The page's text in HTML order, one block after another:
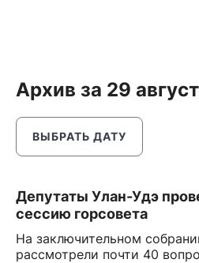
Архив за 29
ВЫБРАТЬ ДАТУ
Депутаты Улан-Удэ
сессию горсовета
На заключительном
рассмотрели почти 40